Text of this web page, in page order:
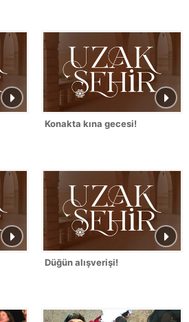
Konakta kına gecesi!
Düğün alışverişi!